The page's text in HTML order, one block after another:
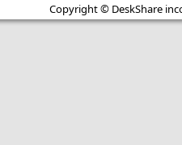
Copyright © DeskShare